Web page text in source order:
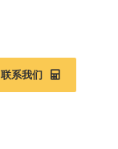
联系我们